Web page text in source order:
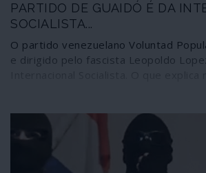
PARTIDO DE GUAIDÓ É DA
SOCIALISTA...
O partido venezuelano Voluntad
e dirigido pelo fascista Leopoldo